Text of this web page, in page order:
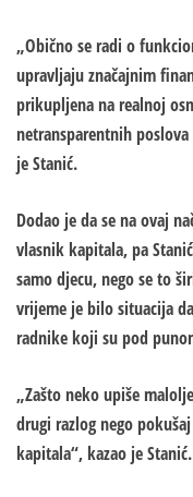
„Obično se radi o
upravljaju značajnim
prikupljena na realnoj
netransparentnih
je Stanić.
Dodao je da se na ovaj
vlasnik kapitala, pa
samo djecu, nego se to
vrijeme je bilo situacija
radnike koji su pod
„Zašto neko upiše
drugi razlog nego
kapitala“, kazao je Stanić.